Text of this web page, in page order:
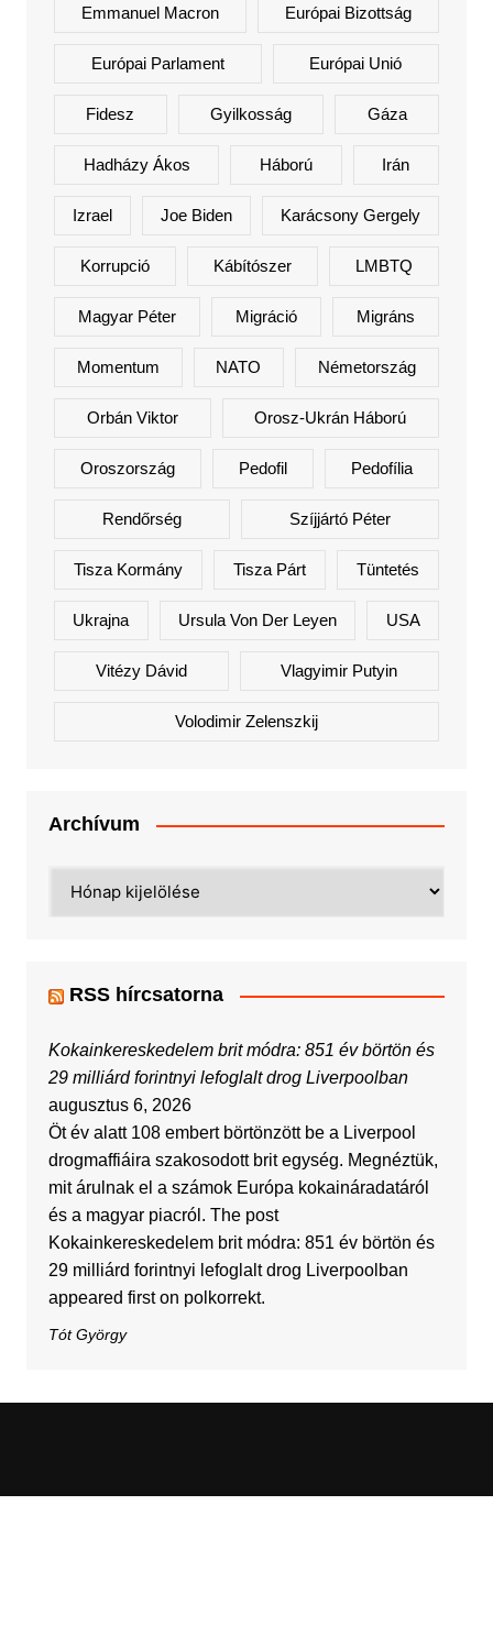
Emmanuel Macron Európai Bizottság
Európai Parlament Európai Unió
Fidesz Gyilkosság Gáza
Hadházy Ákos Háború Irán
Izrael Joe Biden Karácsony Gergely
Korrupció Kábítószer LMBTQ
Magyar Péter Migráció Migráns
Momentum NATO Németország
Orbán Viktor Orosz-Ukrán Háború
Oroszország Pedofil Pedofília
Rendőrség Szíjjártó Péter
Tisza Kormány Tisza Párt Tüntetés
Ukrajna Ursula Von Der Leyen USA
Vitézy Dávid Vlagyimir Putyin
Volodimir Zelenszkij
Archívum
RSS hírcsatorna
Kokainkereskedelem brit módra: 851 év börtön és
29 milliárd forintnyi lefoglalt drog Liverpoolban
augusztus 6, 2026
Öt év alatt 108 embert börtönzött be a Liverpool
drogmaffiáira szakosodott brit egység. Megnéztük,
mit árulnak el a számok Európa kokaináradatáról
és a magyar piacról. The post
Kokainkereskedelem brit módra: 851 év börtön és
29 milliárd forintnyi lefoglalt drog Liverpoolban
appeared first on polkorrekt.
Tót György